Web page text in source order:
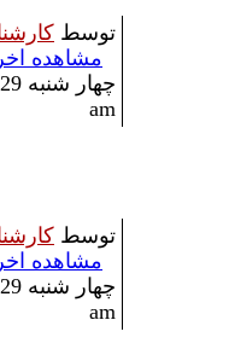
توسط
مشاهده
am
توسط
مشاهده
am